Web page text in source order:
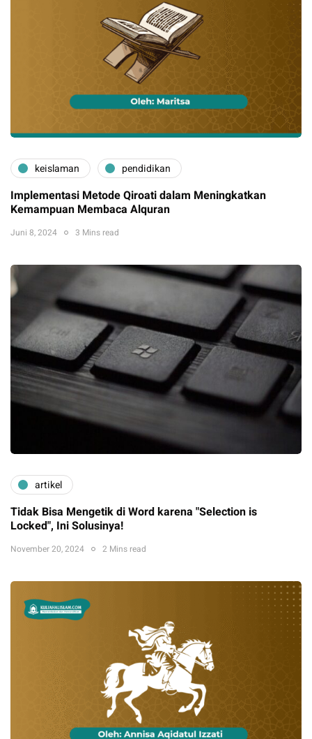
keislaman pendidikan
Implementasi Metode Qiroati dalam Meningkatkan
Kemampuan Membaca Alquran
Juni 8, 2024 3 Mins read
artikel
Tidak Bisa Mengetik di Word karena "Selection is
Locked", Ini Solusinya!
November 20, 2024 2 Mins read